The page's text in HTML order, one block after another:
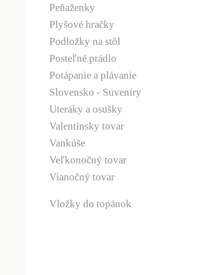
Peňaženky
Plyšové hračky
Podložky na stôl
Posteľné prádlo
Potápanie a plávanie
Slovensko - Suveníry
Uteráky a osušky
Valentínsky tovar
Vankúše
Veľkonočný tovar
Vianočný tovar
Vložky do topánok